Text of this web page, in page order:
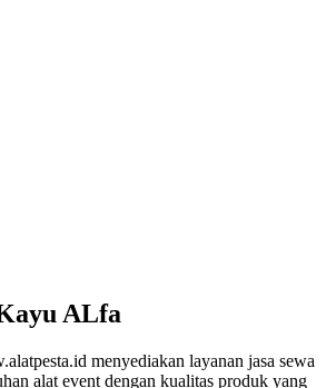
ALfa
menyediakan layanan jasa sewa
alat event dengan kualitas produk yang